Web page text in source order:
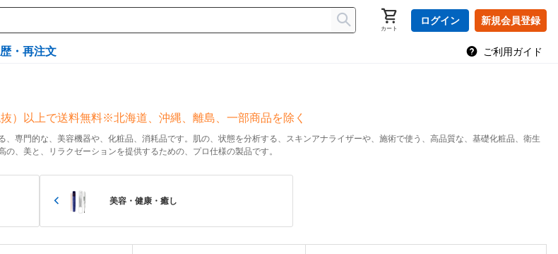
カート
ログイン 新規会員登録
・再注文 ご利用ガイド
）以上で送料無料※北海道、沖縄、離島、一部商品を除く
専門的な、美容機器や、化粧品、消耗品です。肌の、状態を分析する、スキンアナライザーや、施術で使う、高品質な、基礎化粧品、衛生
、美と、リラクゼーションを提供するための、プロ仕様の製品です。
美容・健康・癒し